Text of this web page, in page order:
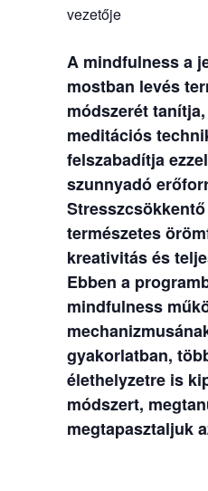
vezetője
A mindfulness a
mostban levés
módszerét
meditációs
felszabadítja
szunnyadó
természetes
kreativitás és
Ebben a
mindfulness
gyakorlatban,
élethelyzetre is
módszert,
megtapasztaljuk